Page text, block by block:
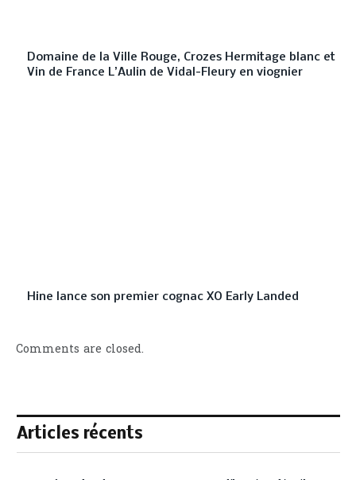
Domaine de la Ville Rouge, Crozes Hermitage blanc et
Vin de France L’Aulin de Vidal-Fleury en viognier
Hine lance son premier cognac XO Early Landed
Comments are closed.
Articles récents